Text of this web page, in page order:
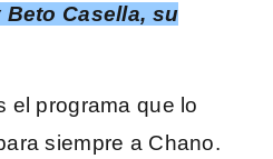
Casella, su
el programa que lo
siempre a Chano.